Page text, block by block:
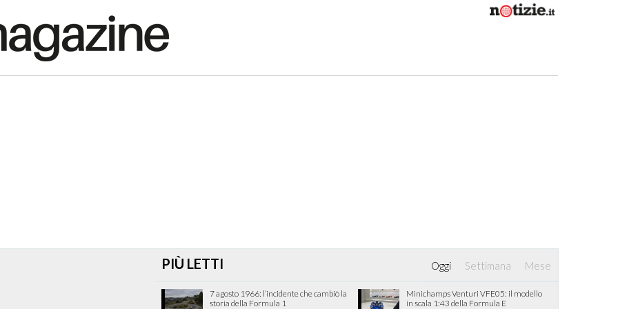
PIÙ LETTI Oggi Settimana Mese
7 agosto 1966: l’incidente che cambiò la
storia della Formula 1
Minichamps Venturi VFE05: il modello
in scala 1:43 della Formula E